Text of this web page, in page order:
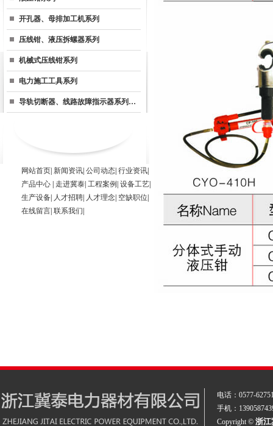
开孔器、母排加工机系列
压线钳、液压拆螺器系列
机械式压线钳系列
电力施工工具系列
导轨切断器、线路故障指示器系列…
网站首页 新闻资讯 公司动态 行业资讯
产品中心
走进冀泰 工程案例 设备工艺
生产设备 人才招聘 人才理念 空缺职位
在线留言 联系我们
电话： 0577-
手机：
Copyright © 浙江